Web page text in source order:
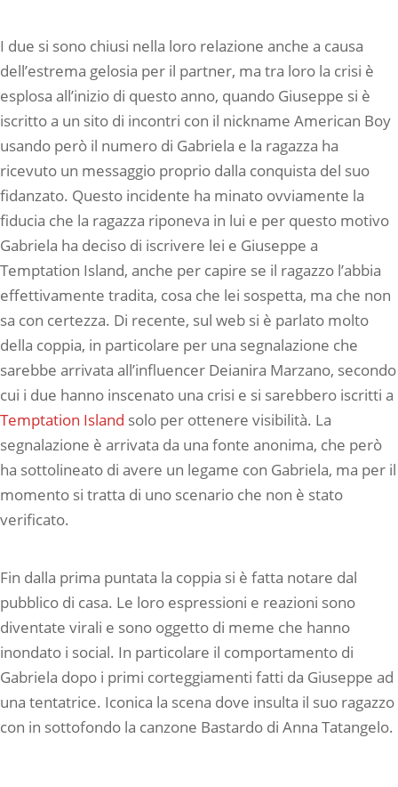
I due si sono chiusi nella loro relazione anche a causa
dell’estrema gelosia per il partner, ma tra loro la crisi è
esplosa all’inizio di questo anno, quando Giuseppe si è
iscritto a un sito di incontri con il nickname American Boy
usando però il numero di Gabriela e la ragazza ha
ricevuto un messaggio proprio dalla conquista del suo
fidanzato. Questo incidente ha minato ovviamente la
fiducia che la ragazza riponeva in lui e per questo motivo
Gabriela ha deciso di iscrivere lei e Giuseppe a
Temptation Island, anche per capire se il ragazzo l’abbia
effettivamente tradita, cosa che lei sospetta, ma che non
sa con certezza. Di recente, sul web si è parlato molto
della coppia, in particolare per una segnalazione che
sarebbe arrivata all’influencer Deianira Marzano, secondo
cui i due hanno inscenato una crisi e si sarebbero iscritti a
Temptation Island solo per ottenere visibilità. La
segnalazione è arrivata da una fonte anonima, che però
ha sottolineato di avere un legame con Gabriela, ma per il
momento si tratta di uno scenario che non è stato
verificato.
Fin dalla prima puntata la coppia si è fatta notare dal
pubblico di casa. Le loro espressioni e reazioni sono
diventate virali e sono oggetto di meme che hanno
inondato i social. In particolare il comportamento di
Gabriela dopo i primi corteggiamenti fatti da Giuseppe ad
una tentatrice. Iconica la scena dove insulta il suo ragazzo
con in sottofondo la canzone Bastardo di Anna Tatangelo.